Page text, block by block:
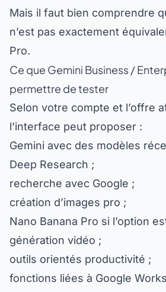
Mais il faut bien comprendre
n’est pas exactement
Pro.
Ce que Gemini Business /
permettre de tester
Selon votre compte et l’offre
l’interface peut proposer :
Gemini avec des modèles
Deep Research ;
recherche avec Google ;
création d’images pro ;
Nano Banana Pro si l’option
génération vidéo ;
outils orientés productivité ;
fonctions liées à Google